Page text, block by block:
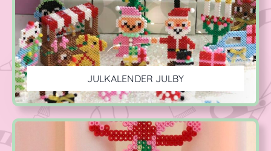
JULKALENDER JULBY